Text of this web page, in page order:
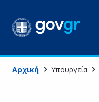
Αρχική Υπουργεία